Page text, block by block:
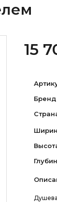
15
Бренд